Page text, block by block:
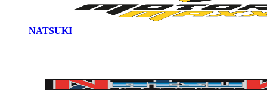
NATSUKI